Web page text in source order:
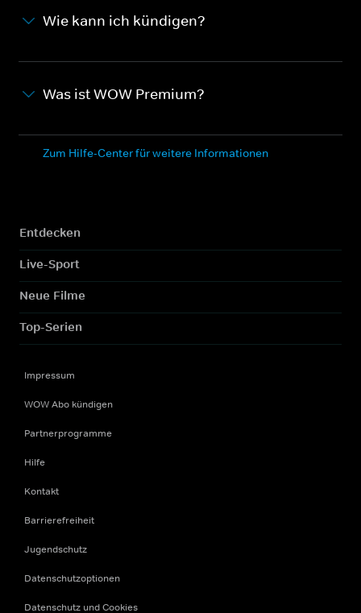
Wie kann ich kündigen?
Was ist WOW Premium?
Zum Hilfe-Center für weitere Informationen
Entdecken
Live-Sport
Neue Filme
Top-Serien
Impressum
WOW Abo kündigen
Partnerprogramme
Hilfe
Kontakt
Barrierefreiheit
Jugendschutz
Datenschutzoptionen
Datenschutz und Cookies